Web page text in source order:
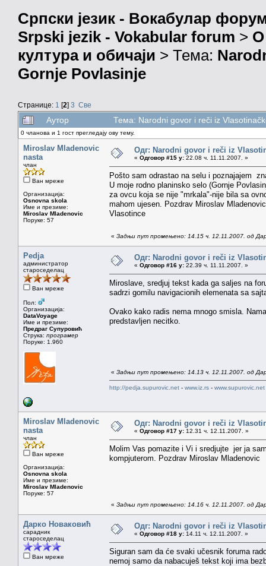
Српски језик - Вокабулар
Srpski jezik - Vokabular forum > О
култура и обичаји > Тема:
Gornje Povlasinje
Странице: 1 [2] 3 Све
Аутор Тема: Narodni govor i reči iz
0 чланова и 1 гост прегледају ову тему.
Miroslav Mladenovic
nasta
члан
Ван мреже
Организација:
Osnovna skola
Име и презиме:
Miroslav Mladenovic
Поруке: 57
Одг: Narodni govor i reči iz
« Одговор #15 у: 22.08 ч. 11.11.2007. »
Pošto sam odrastao na selu i poznajajem
U moje rodno planinsko selo (Gornje
za ovcu koja se nije "mrkala"-nije bila sa
mahom ujesen. Pozdrav Miroslav
Vlasotince
« Задњи пут промењено: 14.15 ч. 12.11.2007. од
Pedja
администратор
староседелац
Ван мреже
Пол:
Организација:
DataVoyage
Име и презиме:
Предраг Супуровић
Струка: програмер
Поруке: 1.960
Одг: Narodni govor i reči iz
« Одговор #16 у: 22.39 ч. 11.11.2007. »
Miroslave, sredjuj tekst kada ga saljes na
sadrzi gomilu navigacionih elemenata sa
Ovako kako radis nema mnogo smisla.
predstavljen necitko.
« Задњи пут промењено: 14.13 ч. 12.11.2007. од
http://pedja.supurovic.net - www.iz.rs - www.supurovic.net
Miroslav Mladenovic
nasta
члан
Ван мреже
Организација:
Osnovna skola
Име и презиме:
Miroslav Mladenovic
Поруке: 57
Одг: Narodni govor i reči iz
« Одговор #17 у: 12.31 ч. 12.11.2007. »
Molim Vas pomazite i Vi i sredjujte jer ja
kompjuterom. Pozdrav Miroslav Mladenovic
« Задњи пут промењено: 14.16 ч. 12.11.2007. од
Дарко Новаковић
сарадник
староседелац
Ван мреже
Одг: Narodni govor i reči iz
« Одговор #18 у: 14.11 ч. 12.11.2007. »
Siguran sam da će svaki učesnik foruma
nemoj samo da nabacuješ tekst koji ima